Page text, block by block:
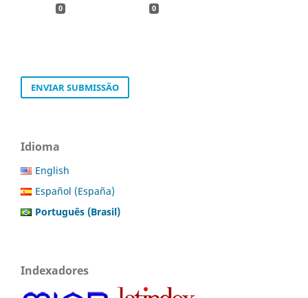
0 0
ENVIAR SUBMISSÃO
Idioma
English
Español (España)
Português (Brasil)
Indexadores